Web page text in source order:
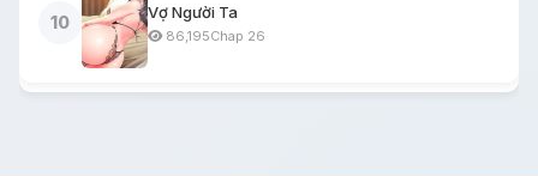
10
Vợ Người Ta
86,195Chap 26